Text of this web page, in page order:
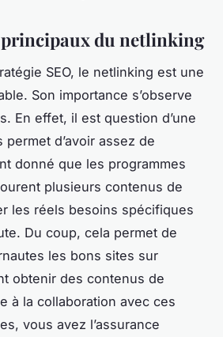
principaux du netlinking
SEO, le netlinking est une
Son importance s’observe
En effet, il est question d’une
d’avoir assez de
donné que les programmes
plusieurs contenus de
les réels besoins spécifiques
Du coup, cela permet de
les bons sites sur
obtenir des contenus de
à la collaboration avec ces
vous avez l’assurance